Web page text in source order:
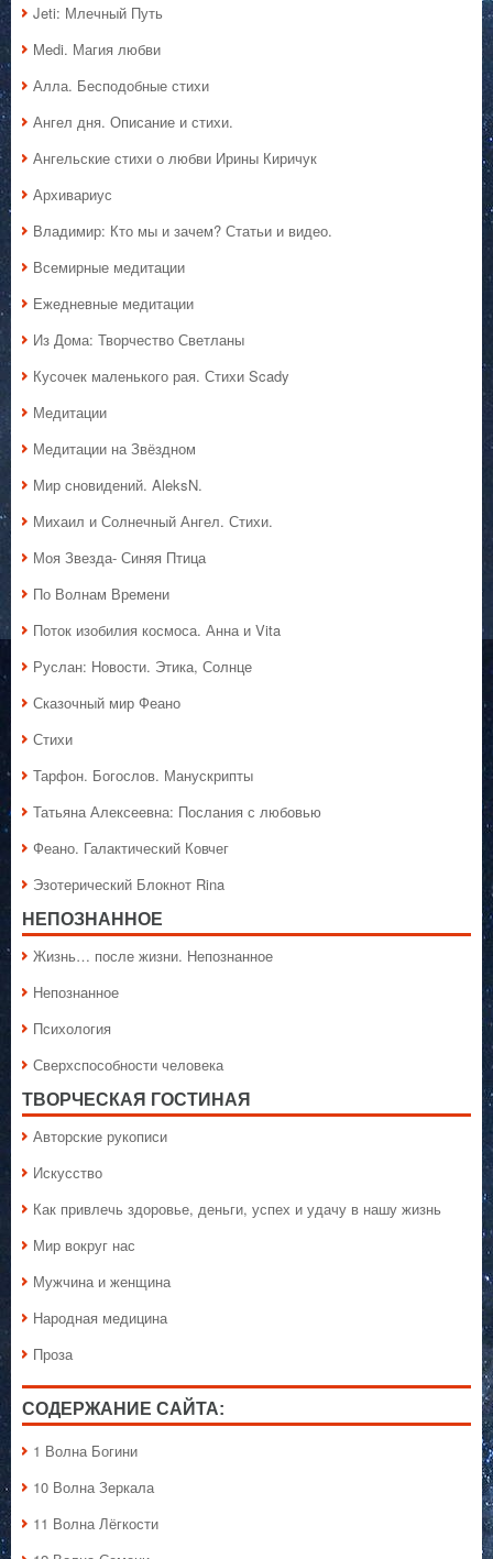
Jeti: Млечный Путь
Medi. Магия любви
Алла. Бесподобные стихи
Ангел дня. Описание и стихи.
Ангельские стихи о любви Ирины Киричук
Архивариус
Владимир: Кто мы и зачем? Статьи и видео.
Всемирные медитации
Ежедневные медитации
Из Дома: Творчество Светланы
Кусочек маленького рая. Стихи Scady
Медитации
Медитации на Звёздном
Мир сновидений. AleksN.
Михаил и Солнечный Ангел. Стихи.
Моя Звезда- Синяя Птица
По Волнам Времени
Поток изобилия космоса. Анна и Vita
Руслан: Новости. Этика, Солнце
Сказочный мир Феано
Стихи
Тарфон. Богослов. Манускрипты
Татьяна Алексеевна: Послания с любовью
Феано. Галактический Ковчег
Эзотерический Блокнот Rina
НЕПОЗНАННОЕ
Жизнь… после жизни. Непознанное
Непознанное
Психология
Сверхспособности человека
ТВОРЧЕСКАЯ ГОСТИНАЯ
Авторские рукописи
Искусство
Как привлечь здоровье, деньги, успех и удачу в нашу жизнь
Мир вокруг нас
Мужчина и женщина
Народная медицина
Проза
СОДЕРЖАНИЕ САЙТА:
1 Волна Богини
10 Волна Зеркала
11 Волна Лёгкости